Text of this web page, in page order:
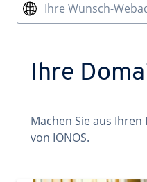
Ihre Wunsch-
Ihre
Machen Sie aus
von IONOS.